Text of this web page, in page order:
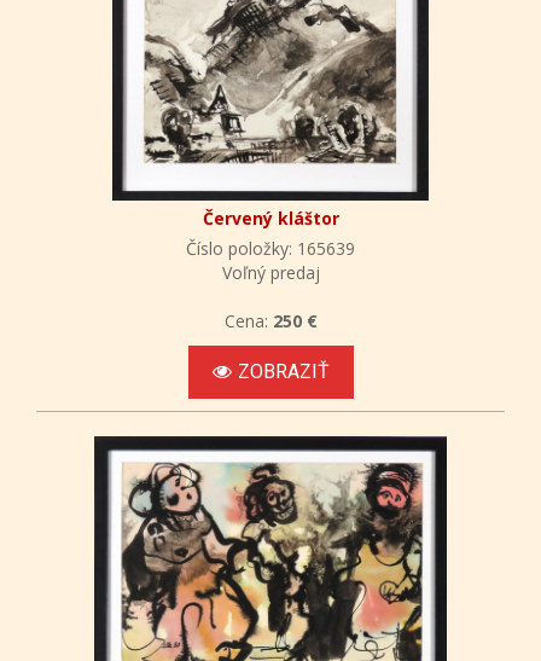
Červený kláštor
Číslo položky: 165639
Voľný predaj
Cena: 250 €
ZOBRAZIŤ